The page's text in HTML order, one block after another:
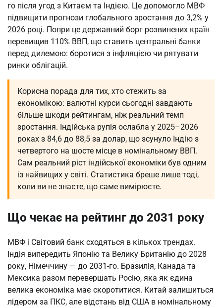
го після угод з Китаєм та Індією. Це допомогло МВФ
підвищити прогнози глобального зростання до 3,2% у
2026 році. Попри це державний борг розвинених країн
перевищив 110% ВВП, що ставить центральні банки
перед дилемою: боротися з інфляцією чи рятувати
ринки облігацій.
Корисна порада для тих, хто стежить за
економікою: валютні курси сьогодні завдають
більше шкоди рейтингам, ніж реальний темп
зростання. Індійська рупія ослабла у 2025–2026
роках з 84,6 до 88,5 за долар, що зсунуло Індію з
четвертого на шосте місце в номінальному ВВП.
Сам реальний ріст індійської економіки був одним
із найвищих у світі. Статистика бреше лише тоді,
коли ви не знаєте, що саме вимірюєте.
Що чекає на рейтинг до 2031 року
МВФ і Світовий банк сходяться в кількох трендах.
Індія випередить Японію та Велику Британію до 2028
року, Німеччину — до 2031-го. Бразилія, Канада та
Мексика разом перевершать Росію, яка як єдина
велика економіка має скоротитися. Китай залишиться
лідером за ПКС, але відстань від США в номінальному